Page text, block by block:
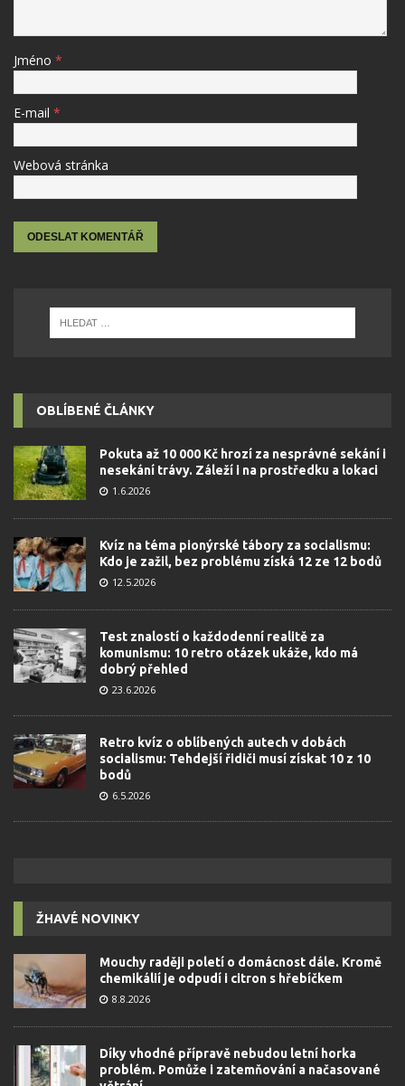
Jméno *
E-mail *
Webová stránka
OBLÍBENÉ ČLÁNKY
Pokuta až 10 000 Kč hrozí za nesprávné sekání i
nesekání trávy. Záleží i na prostředku a lokaci
1.6.2026
Kvíz na téma pionýrské tábory za socialismu:
Kdo je zažil, bez problému získá 12 ze 12 bodů
12.5.2026
Test znalostí o každodenní realitě za
komunismu: 10 retro otázek ukáže, kdo má
dobrý přehled
23.6.2026
Retro kvíz o oblíbených autech v dobách
socialismu: Tehdejší řidiči musí získat 10 z 10
bodů
6.5.2026
ŽHAVÉ NOVINKY
Mouchy raději poletí o domácnost dále. Kromě
chemikálií je odpudí i citron s hřebíčkem
8.8.2026
Díky vhodné přípravě nebudou letní horka
problém. Pomůže i zatemňování a načasované